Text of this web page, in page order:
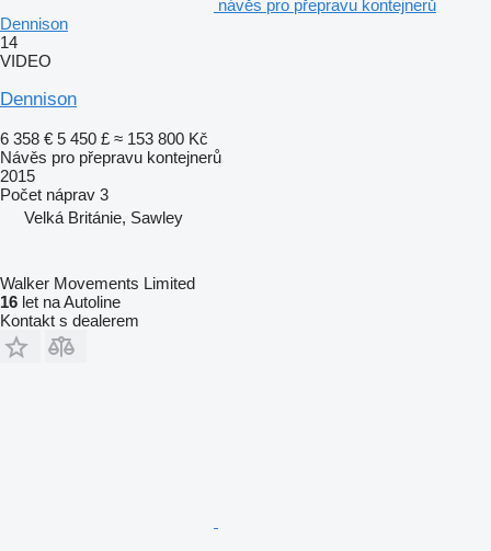
návěs pro přepravu kontejnerů
Dennison
14
VIDEO
Dennison
6 358 € 5 450 £ ≈ 153 800 Kč
Návěs pro přepravu kontejnerů
2015
Počet náprav 3
Velká Británie, Sawley
Walker Movements Limited
16 let na Autoline
Kontakt s dealerem